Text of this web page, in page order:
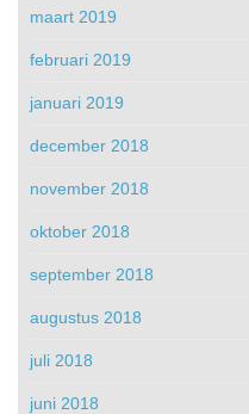
maart 2019
februari 2019
januari 2019
december 2018
november 2018
oktober 2018
september 2018
augustus 2018
juli 2018
juni 2018